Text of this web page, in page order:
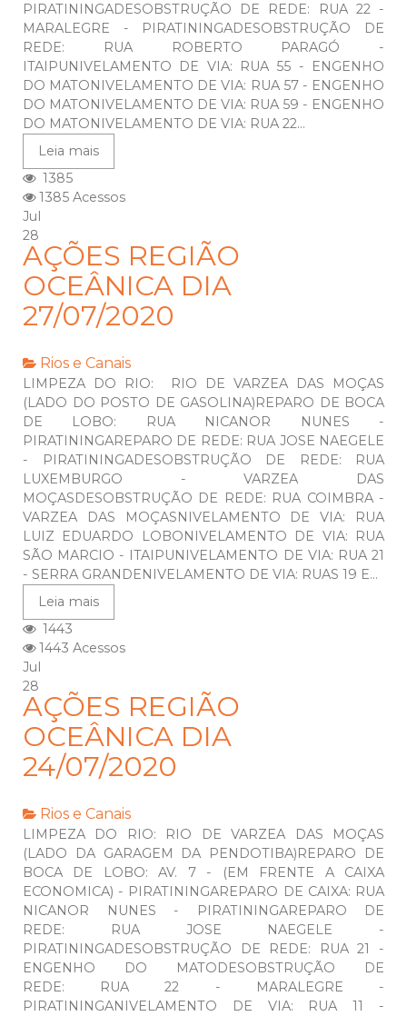
PIRATININGADESOBSTRUÇÃO DE REDE: RUA 22 -
MARALEGRE - PIRATININGADESOBSTRUÇÃO DE
REDE: RUA ROBERTO PARAGÓ -
ITAIPUNIVELAMENTO DE VIA: RUA 55 - ENGENHO
DO MATONIVELAMENTO DE VIA: RUA 57 - ENGENHO
DO MATONIVELAMENTO DE VIA: RUA 59 - ENGENHO
DO MATONIVELAMENTO DE VIA: RUA 22...
Leia mais
1385
1385 Acessos
Jul
28
AÇÕES REGIÃO
OCEÂNICA DIA
27/07/2020
Rios e Canais
LIMPEZA DO RIO: RIO DE VARZEA DAS MOÇAS
(LADO DO POSTO DE GASOLINA)REPARO DE BOCA
DE LOBO: RUA NICANOR NUNES -
PIRATININGAREPARO DE REDE: RUA JOSE NAEGELE
- PIRATININGADESOBSTRUÇÃO DE REDE: RUA
LUXEMBURGO - VARZEA DAS
MOÇASDESOBSTRUÇÃO DE REDE: RUA COIMBRA -
VARZEA DAS MOÇASNIVELAMENTO DE VIA: RUA
LUIZ EDUARDO LOBONIVELAMENTO DE VIA: RUA
SÃO MARCIO - ITAIPUNIVELAMENTO DE VIA: RUA 21
- SERRA GRANDENIVELAMENTO DE VIA: RUAS 19 E...
Leia mais
1443
1443 Acessos
Jul
28
AÇÕES REGIÃO
OCEÂNICA DIA
24/07/2020
Rios e Canais
LIMPEZA DO RIO: RIO DE VARZEA DAS MOÇAS
(LADO DA GARAGEM DA PENDOTIBA)REPARO DE
BOCA DE LOBO: AV. 7 - (EM FRENTE A CAIXA
ECONOMICA) - PIRATININGAREPARO DE CAIXA: RUA
NICANOR NUNES - PIRATININGAREPARO DE
REDE: RUA JOSE NAEGELE -
PIRATININGADESOBSTRUÇÃO DE REDE: RUA 21 -
ENGENHO DO MATODESOBSTRUÇÃO DE
REDE: RUA 22 - MARALEGRE -
PIRATININGANIVELAMENTO DE VIA: RUA 11 -